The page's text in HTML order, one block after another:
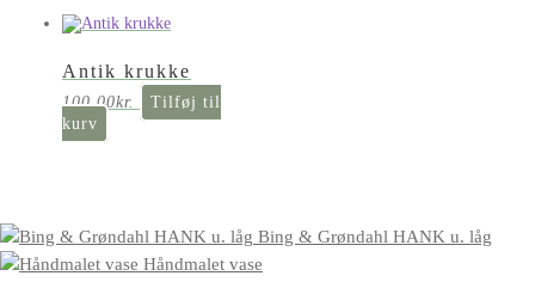
Antik krukke
100,00kr.
Tilføj til
kurv
Bing & Grøndahl HANK u. låg
Håndmalet vase